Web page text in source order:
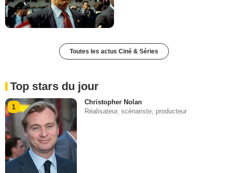
Toutes les actus Ciné & Séries
Top stars du jour
1
Christopher Nolan
Réalisateur, scénariste, producteur